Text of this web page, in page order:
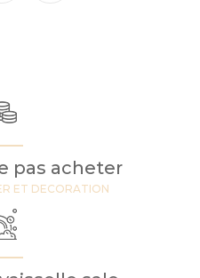
pas acheter
ET DECORATION